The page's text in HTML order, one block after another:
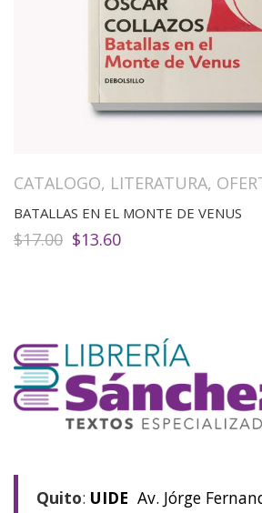
CATALOGO, LITERATURA,
BATALLAS EN EL MONTE DE VENUS
$17.00 El
$13.60El
Quito: UIDE Av. Jórge